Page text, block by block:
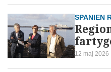
SPANIEN
12 maj 2026